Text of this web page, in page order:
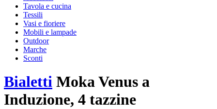
Tavola e cucina
Tessili
Vasi e fioriere
Mobili e lampade
Outdoor
Marche
Sconti
Bialetti Moka Venus a
Induzione, 4 tazzine